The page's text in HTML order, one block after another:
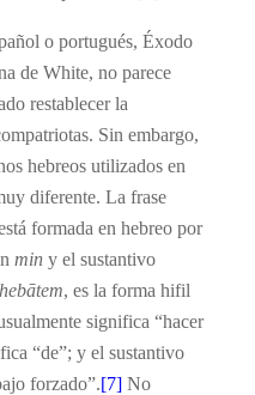
o portugués, Éxodo
de White, no parece
restablecer la
Sin embargo,
hebreos utilizados en
diferente. La frase
formada en hebreo por
min y el sustantivo
ātem, es la forma hifil
significa “hacer
“de”; y el sustantivo
forzado”.[7] No